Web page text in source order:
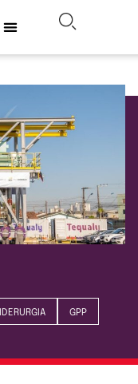
GPP